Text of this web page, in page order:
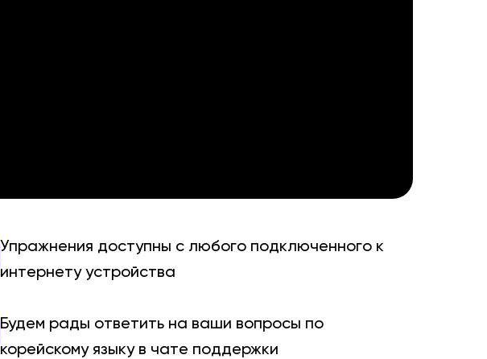
Упражнения доступны с любого подключенного к
интернету устройства
Будем рады ответить на ваши вопросы по
корейскому языку в чате поддержки